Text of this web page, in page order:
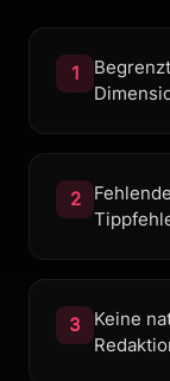
1
2
3
Keine